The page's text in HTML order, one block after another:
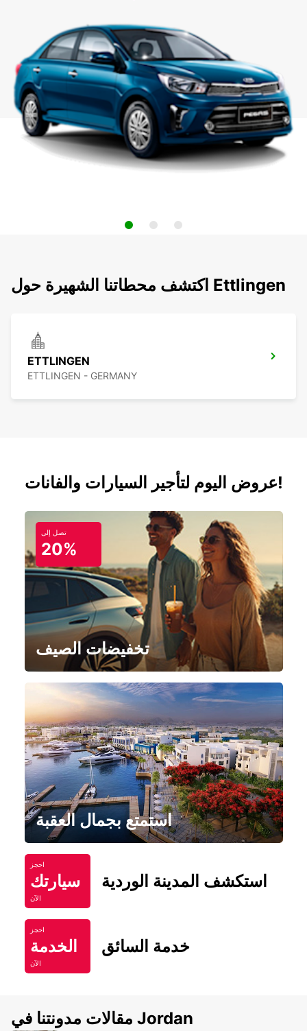
اكتشف محطاتنا الشهيرة حول Ettlingen
ETTLINGEN
ETTLINGEN - GERMANY
عروض اليوم لتأجير السيارات والفانات!
تصل إلى
20%
تخفيضات الصيف
استمتع بجمال العقبة
احجز
سيارتك
الآن
استكشف المدينة الوردية
احجز
الخدمة
الآن
خدمة السائق
مقالات مدونتنا في Jordan